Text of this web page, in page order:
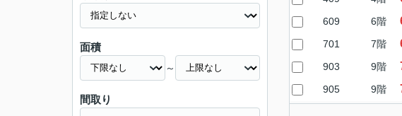
609 6階
701 7階
903 9階
905 9階
面積
～
間取り